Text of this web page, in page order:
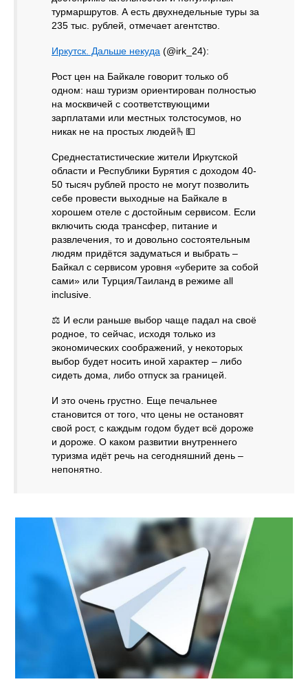
турмаршрутов. А есть двухнедельные туры за
235 тыс. рублей, отмечает агентство.
Иркутск. Дальше некуда (@irk_24):
Рост цен на Байкале говорит только об
одном: наш туризм ориентирован полностью
на москвичей с соответствующими
зарплатами или местных толстосумов, но
никак не на простых людей🫰💵
Среднестатистические жители Иркутской
области и Республики Бурятия с доходом 40-
50 тысяч рублей просто не могут позволить
себе провести выходные на Байкале в
хорошем отеле с достойным сервисом. Если
включить сюда трансфер, питание и
развлечения, то и довольно состоятельным
людям придётся задуматься и выбрать –
Байкал с сервисом уровня «уберите за собой
сами» или Турция/Таиланд в режиме all
inclusive.
⚖ И если раньше выбор чаще падал на своё
родное, то сейчас, исходя только из
экономических соображений, у некоторых
выбор будет носить иной характер – либо
сидеть дома, либо отпуск за границей.
И это очень грустно. Еще печальнее
становится от того, что цены не остановят
свой рост, с каждым годом будет всё дороже
и дороже. О каком развитии внутреннего
туризма идёт речь на сегодняшний день –
непонятно.